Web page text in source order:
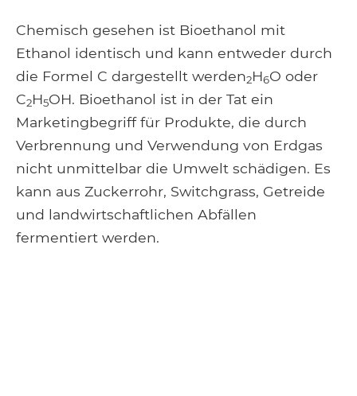
Chemisch gesehen ist Bioethanol mit
Ethanol identisch und kann entweder durch
die Formel C dargestellt werden2H6O oder
C2H5OH. Bioethanol ist in der Tat ein
Marketingbegriff für Produkte, die durch
Verbrennung und Verwendung von Erdgas
nicht unmittelbar die Umwelt schädigen. Es
kann aus Zuckerrohr, Switchgrass, Getreide
und landwirtschaftlichen Abfällen
fermentiert werden.